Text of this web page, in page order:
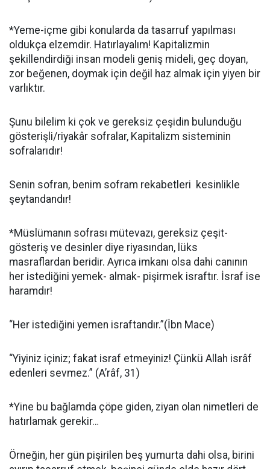
*Yeme-içme gibi konularda da tasarruf yapılması
oldukça elzemdir. Hatırlayalım! Kapitalizmin
şekillendirdiği insan modeli geniş mideli, geç doyan,
zor beğenen, doymak için değil haz almak için yiyen bir
varlıktır.
Şunu bilelim ki çok ve gereksiz çeşidin bulunduğu
gösterişli/riyakâr sofralar, Kapitalizm sisteminin
sofralarıdır!
Senin sofran, benim sofram rekabetleri kesinlikle
şeytandandır!
*Müslümanın sofrası mütevazı, gereksiz çeşit-
gösteriş ve desinler diye riyasından, lüks
masraflardan beridir. Ayrıca imkanı olsa dahi canının
her istediğini yemek- almak- pişirmek israftır. İsraf ise
haramdır!
“Her istediğini yemen israftandır.”(İbn Mace)
“Yiyiniz içiniz; fakat israf etmeyiniz! Çünkü Allah isrâf
edenleri sevmez.” (A’râf, 31)
*Yine bu bağlamda çöpe giden, ziyan olan nimetleri de
hatırlamak gerekir…
Örneğin, her gün pişirilen beş yumurta dahi olsa, birini